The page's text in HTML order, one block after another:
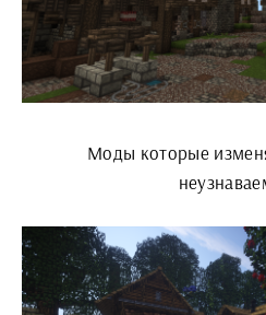
Моды которые